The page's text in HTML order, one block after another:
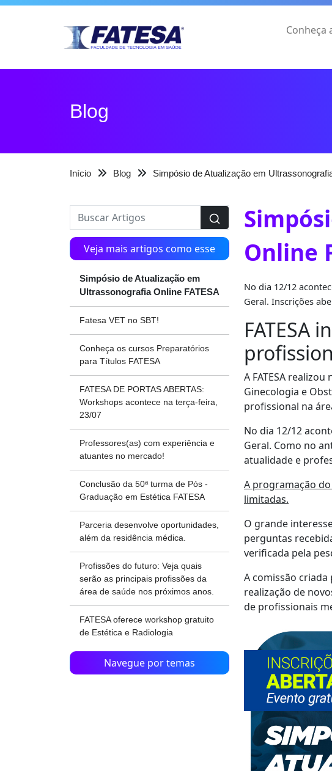
Conheça
Blog
Início Blog Simpósio de Atualização em
Veja mais artigos como esse
Simpósio de Atualização em
Ultrassonografia Online FATESA
Fatesa VET no SBT!
Conheça os cursos Preparatórios
para Títulos FATESA
FATESA DE PORTAS ABERTAS:
Workshops acontece na terça-feira,
23/07
Professores(as) com experiência e
atuantes no mercado!
Conclusão da 50ª turma de Pós -
Graduação em Estética FATESA
Parceria desenvolve oportunidades,
além da residência médica.
Profissões do futuro: Veja quais
serão as principais profissões da
área de saúde nos próximos anos.
FATESA oferece workshop gratuito
de Estética e Radiologia
Navegue por temas
Online
No dia 12/12
Geral. Inscrições
FATESA
A FATESA
Ginecologia e
profissional na
No dia 12/12
Geral. Como no
atualidade e
A programação
limitadas.
O grande
perguntas
verificada pela
A comissão
realização de
de profissionais